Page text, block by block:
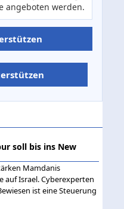
angeboten werden.
soll bis ins New
Mamdanis
auf Israel. Cyberexperten
ist eine Steuerung